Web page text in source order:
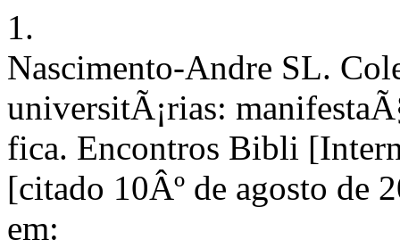
1.
Nascimento-Andre SL.
universitÃ¡rias:
fica. Encontros Bibli
[citado 10Âº de agosto de
em: